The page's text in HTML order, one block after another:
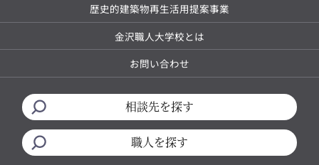
歴史的建築物再生活用提案事業
金沢職人大学校とは
お問い合わせ
相談先を探す
職人を探す